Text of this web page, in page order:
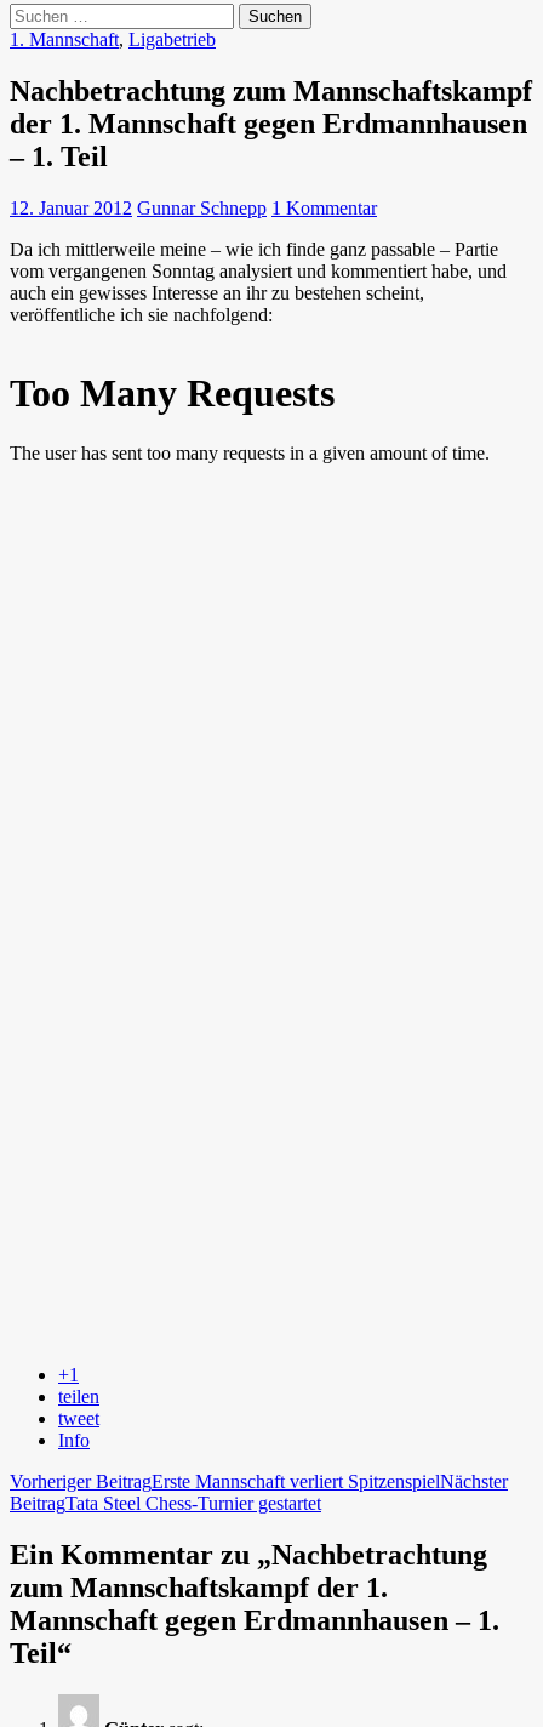
Suchen
nach:
1. Mannschaft, Ligabetrieb
Nachbetrachtung zum Mannschaftskampf
der 1. Mannschaft gegen Erdmannhausen
– 1. Teil
12. Januar 2012 Gunnar Schnepp 1 Kommentar
Da ich mittlerweile meine – wie ich finde ganz passable – Partie
vom vergangenen Sonntag analysiert und kommentiert habe, und
auch ein gewisses Interesse an ihr zu bestehen scheint,
veröffentliche ich sie nachfolgend:
+1
teilen
tweet
Info
Beitragsnavigation
Vorheriger BeitragErste Mannschaft verliert SpitzenspielNächster
BeitragTata Steel Chess-Turnier gestartet
Ein Kommentar zu „Nachbetrachtung
zum Mannschaftskampf der 1.
Mannschaft gegen Erdmannhausen – 1.
Teil“